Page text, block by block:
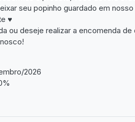
seu popinho guardado em
♥︎
ou deseje realizar a encomenda
2026